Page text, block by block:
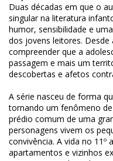
Duas décadas em que o
singular na literatura
humor, sensibilidade e
dos jovens leitores.
compreender que a
passagem e mais um
descobertas e afetos
A série nasceu de forma
tornando um fenômeno
prédio comum de uma
personagens vivem os
convivência. A vida no 11º
apartamentos e vizinhos